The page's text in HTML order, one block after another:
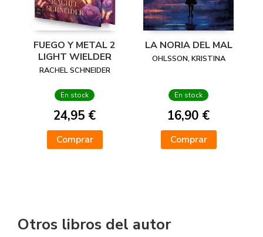
FUEGO Y METAL 2
LIGHT WIELDER
RACHEL SCHNEIDER
En stock
24,95 €
Comprar
LA NORIA DEL MAL
OHLSSON, KRISTINA
En stock
16,90 €
Comprar
Otros libros del autor